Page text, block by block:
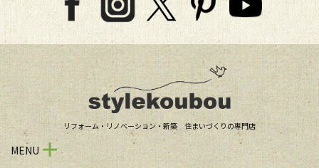
リフォーム・リノベーション・新築 住まいづくりの専門店
MENU